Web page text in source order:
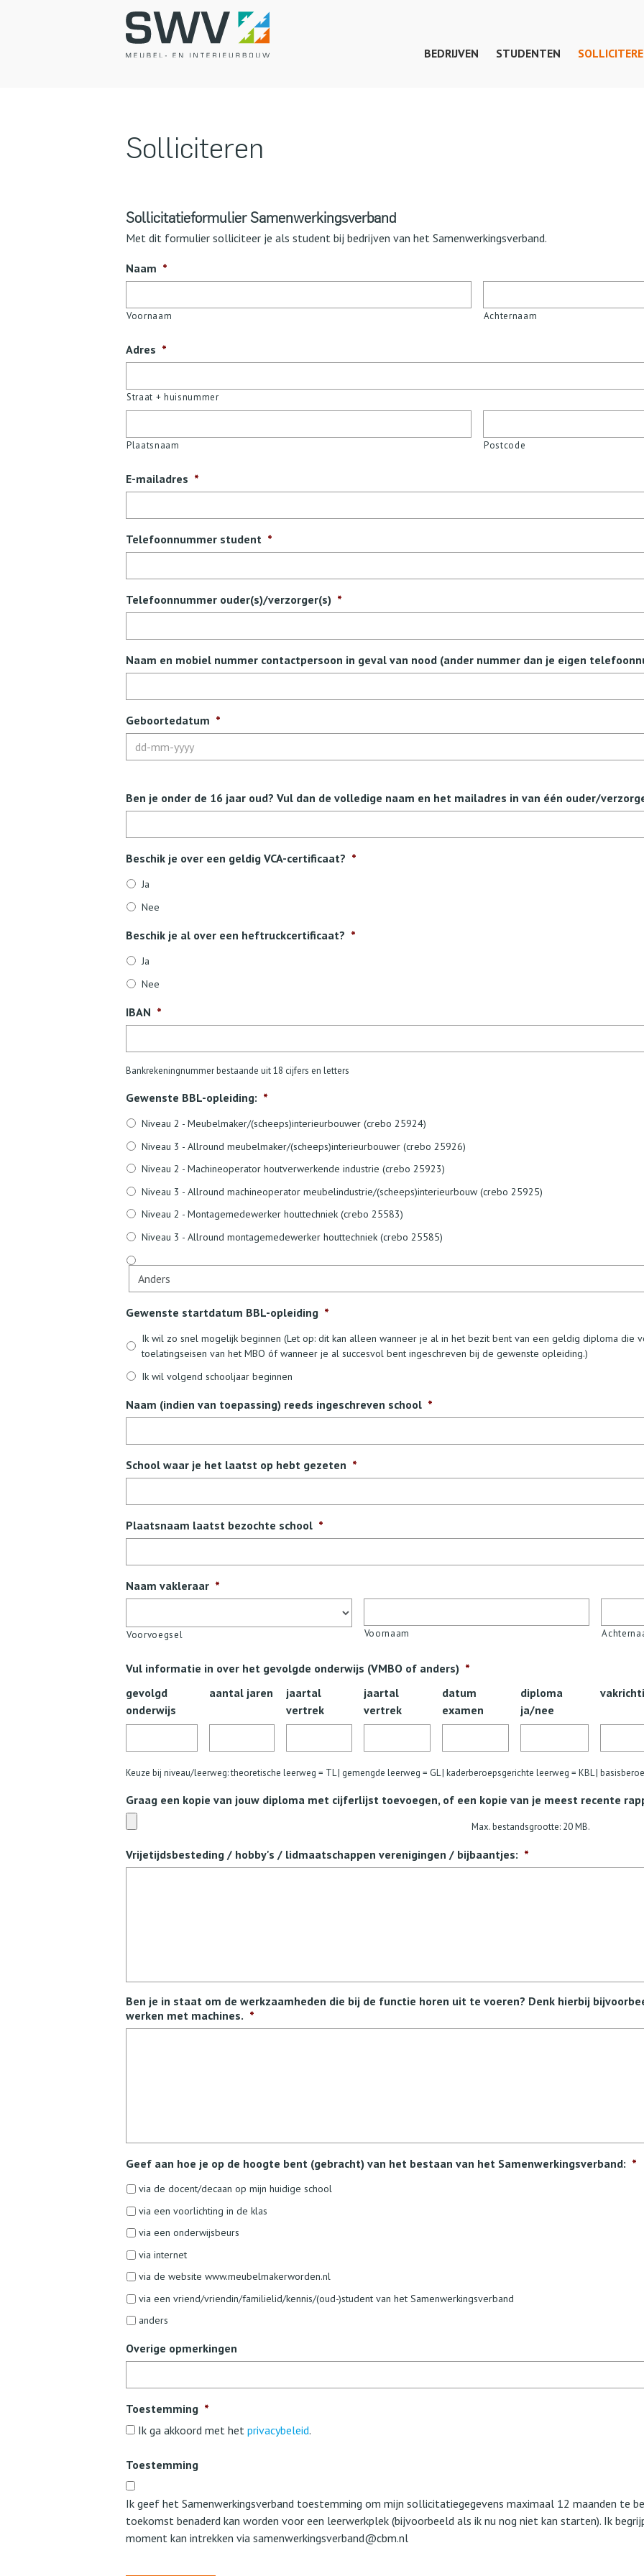
BEDRIJVEN STUDENTEN
Solliciteren
Sollicitatieformulier Samenwerkingsverband
Met dit formulier solliciteer je als student bij bedrijven van het Samenwerkingsverband.
Naam *
Voornaam Achternaam
Adres *
Straat + huisnummer
Plaatsnaam Postcode
E-mailadres *
Telefoonnummer student *
Telefoonnummer ouder(s)/verzorger(s) *
Naam en mobiel nummer contactpersoon in geval van nood (ander nummer dan je eigen
Geboortedatum *
Ben je onder de 16 jaar oud? Vul dan de volledige naam en het mailadres in van één ouder/
Beschik je over een geldig VCA-certificaat? *
Ja
Nee
Beschik je al over een heftruckcertificaat? *
Ja
Nee
IBAN *
Bankrekeningnummer bestaande uit 18 cijfers en letters
Gewenste BBL-opleiding: *
Niveau 2 - Meubelmaker/(scheeps)interieurbouwer (crebo 25924)
Niveau 3 - Allround meubelmaker/(scheeps)interieurbouwer (crebo 25926)
Niveau 2 - Machineoperator houtverwerkende industrie (crebo 25923)
Niveau 3 - Allround machineoperator meubelindustrie/(scheeps)interieurbouw (crebo 25925)
Niveau 2 - Montagemedewerker houttechniek (crebo 25583)
Niveau 3 - Allround montagemedewerker houttechniek (crebo 25585)
Gewenste startdatum BBL-opleiding *
Ik wil zo snel mogelijk beginnen (Let op: dit kan alleen wanneer je al in het bezit bent van een geldig diploma die
toelatingseisen van het MBO óf wanneer je al succesvol bent ingeschreven bij de gewenste opleiding.)
Ik wil volgend schooljaar beginnen
Naam (indien van toepassing) reeds ingeschreven school *
School waar je het laatst op hebt gezeten *
Plaatsnaam laatst bezochte school *
Naam vakleraar *
Voorvoegsel Voornaam
Vul informatie in over het gevolgde onderwijs (VMBO of anders) *
gevolgd
onderwijs
aantal jaren
jaartal
vertrek
jaartal
vertrek
datum
examen
diploma
ja/nee
Keuze bij niveau/leerweg: theoretische leerweg = TL | gemengde leerweg = GL | kaderberoepsgerichte leerweg = KBL |
Graag een kopie van jouw diploma met cijferlijst toevoegen, of een kopie van je meest recente
Max. bestandsgrootte: 20 MB.
Vrijetijdsbesteding / hobby's / lidmaatschappen verenigingen / bijbaantjes: *
Ben je in staat om de werkzaamheden die bij de functie horen uit te voeren? Denk hierbij
werken met machines. *
Geef aan hoe je op de hoogte bent (gebracht) van het bestaan van het Samenwerkingsverband: *
via de docent/decaan op mijn huidige school
via een voorlichting in de klas
via een onderwijsbeurs
via internet
via de website www.meubelmakerworden.nl
via een vriend/vriendin/familielid/kennis/(oud-)student van het Samenwerkingsverband
anders
Overige opmerkingen
Toestemming *
Ik ga akkoord met het privacybeleid.
Toestemming
Ik geef het Samenwerkingsverband toestemming om mijn sollicitatiegegevens maximaal 12 maanden te
toekomst benaderd kan worden voor een leerwerkplek (bijvoorbeeld als ik nu nog niet kan starten). Ik
moment kan intrekken via samenwerkingsverband@cbm.nl